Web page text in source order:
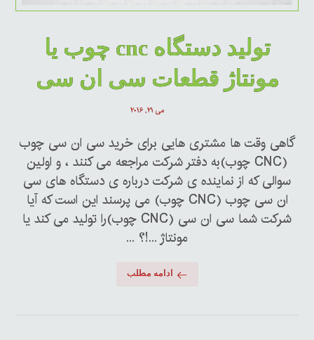
تولید دستگاه cnc چوب یا
مونتاژ قطعات سی ان سی
می ۲۱, ۲۰۱۶
گاهی وقت ها مشتری هایی برای خرید سی ان سی چوب
(CNC چوب)به دفتر شرکت مراجعه می کنند ، و اولین
سوالی که از نماینده ی شرکت درباره ی دستگاه های سی
ان سی چوب (CNC چوب) می پرسند این است که آیا
شرکت شما سی ان سی (CNC چوب)را تولید می کند یا
مونتاژ ...!؟ ...
ادامه مطلب